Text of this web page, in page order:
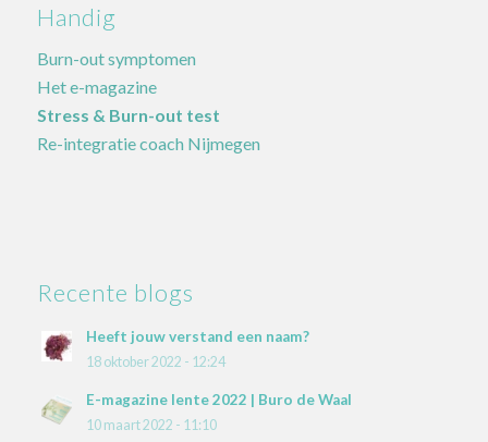
Handig
Burn-out symptomen
Het e-magazine
Stress & Burn-out test
Re-integratie coach Nijmegen
Recente blogs
Heeft jouw verstand een naam?
18 oktober 2022 - 12:24
E-magazine lente 2022 | Buro de Waal
10 maart 2022 - 11:10